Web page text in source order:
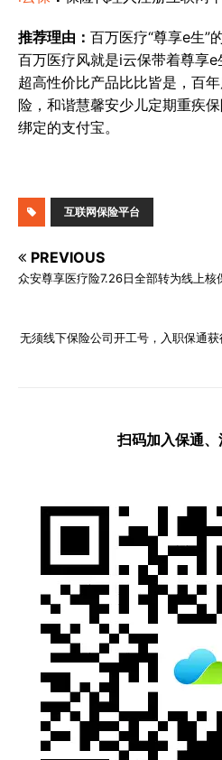
推荐理由： 百万医疗“尊享e生”
百万医疗风就是i云保带着尊享
超高性价比产品比比皆是，百
险，和谐慧馨安少儿定期重疾
绑定的支付宝。
互联网保险平台
PREVIOUS
众安尊享医疗险7.26日全部转为线上核
无须线下保险公司开工号，入职保通
扫码加入保通